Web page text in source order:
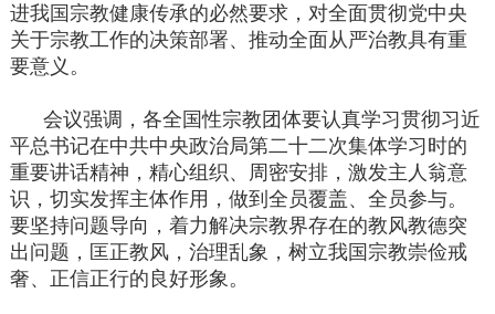
进我国宗教健康传承的必然要求，对全面贯彻党中央
关于宗教工作的决策部署、推动全面从严治教具有重
要意义。
会议强调，各全国性宗教团体要认真学习贯彻习近
平总书记在中共中央政治局第二十二次集体学习时的
重要讲话精神，精心组织、周密安排，激发主人翁意
识，切实发挥主体作用，做到全员覆盖、全员参与。
要坚持问题导向，着力解决宗教界存在的教风教德突
出问题，匡正教风，治理乱象，树立我国宗教崇俭戒
奢、正信正行的良好形象。